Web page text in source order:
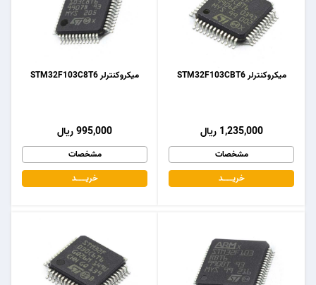
میکروکنترلر STM32F103C8T6
995,000 ریال
مشخصات
خریـــــــد
میکروکنترلر STM32F103CBT6
1,235,000 ریال
مشخصات
خریـــــــد